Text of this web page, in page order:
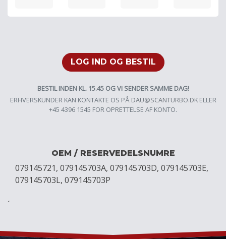
LOG IND OG BESTIL
BESTIL INDEN KL. 15.45 OG VI SENDER SAMME DAG!
ERHVERSKUNDER KAN KONTAKTE OS PÅ DAU@SCANTURBO.DKELLER
+45 4396 1545 FOR OPRETTELSE AF KONTO.
OEM / RESERVEDELSNUMRE
079145721, 079145703A, 079145703D, 079145703E,
079145703L, 079145703P
´